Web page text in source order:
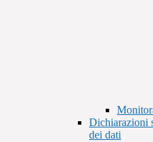
Dichiarazioni
dei dati